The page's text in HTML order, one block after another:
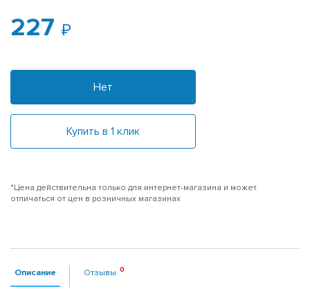
227
Нет
Купить в 1 клик
*Цена действительна только для интернет-магазина и может
отличаться от цен в розничных магазинах
Описание Отзывы